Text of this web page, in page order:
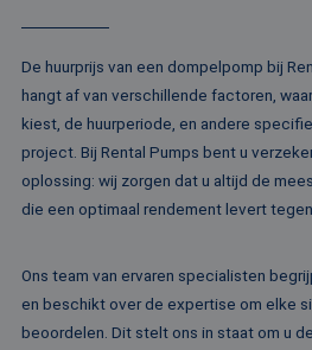
De huurprijs van een dompelpomp bij
hangt af van verschillende factoren,
kiest, de huurperiode, en andere
project. Bij Rental Pumps bent u
oplossing: wij zorgen dat u altijd de
die een optimaal rendement levert
Ons team van ervaren specialisten
en beschikt over de expertise om elke
beoordelen. Dit stelt ons in staat om u
Corporation
.linkedin.com
SM
.c.clarity.ms
Inc.
.rentalpumps.eu